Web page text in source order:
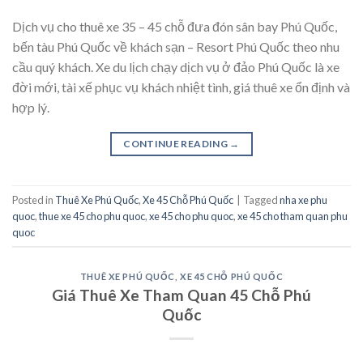
Dịch vụ cho thuê xe 35 – 45 chỗ đưa đón sân bay Phú Quốc,
bến tàu Phú Quốc về khách sạn – Resort Phú Quốc theo nhu
cầu quý khách. Xe du lịch chạy dịch vụ ở đảo Phú Quốc là xe
đời mới, tài xế phục vụ khách nhiệt tình, giá thuê xe ổn định và
hợp lý.
CONTINUE READING →
Posted in Thuê Xe Phú Quốc,Xe 45 Chỗ Phú Quốc Taggednha xe phu
quoc,thue xe 45 cho phu quoc,xe 45 cho phu quoc,xe 45 cho tham quan phu
quoc
THUÊ XE PHÚ QUỐC XE 45 CHỖ PHÚ QUỐC
Giá Thuê Xe Tham Quan 45 Chỗ Phú
Quốc